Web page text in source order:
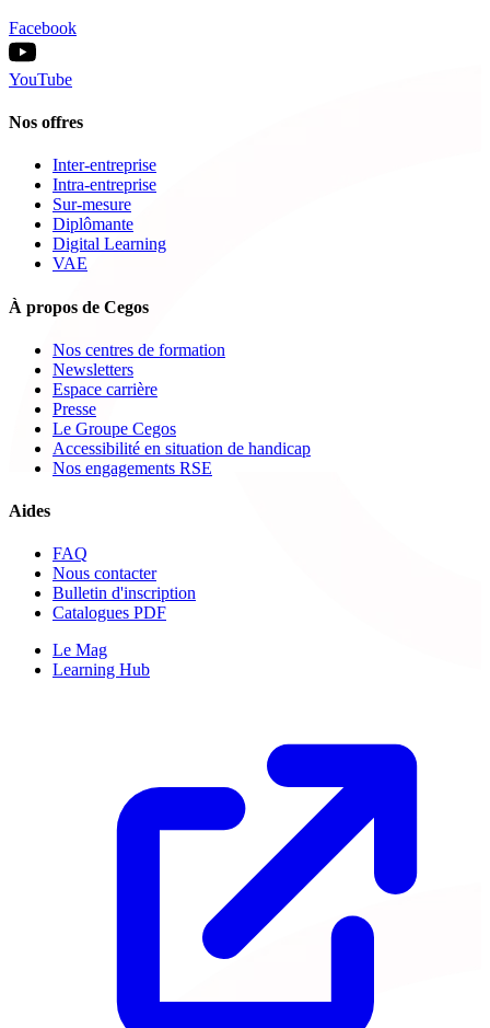
Facebook
YouTube
Nos offres
Inter-entreprise
Intra-entreprise
Sur-mesure
Diplômante
Digital Learning
VAE
À propos de Cegos
Nos centres de formation
Newsletters
Espace carrière
Presse
Le Groupe Cegos
Accessibilité en situation de handicap
Nos engagements RSE
Aides
FAQ
Nous contacter
Bulletin d'inscription
Catalogues PDF
Le Mag
Learning Hub